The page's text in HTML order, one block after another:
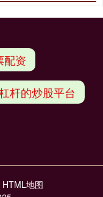
配资
杆的炒股平台
HTML地图